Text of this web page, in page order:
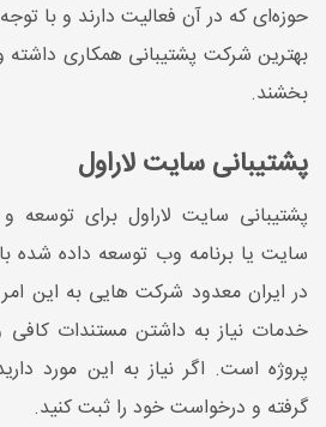
حوزه‌ای که در آن فعالیت دارند و با
بهترین شرکت پشتیبانی همکاری
بخشند.
پشتیبانی سایت لاراول
پشتیبانی سایت لاراول برای توسعه
سایت یا برنامه وب توسعه داده شده
در ایران معدود شرکت هایی به این
خدمات نیاز به داشتن مستندات
پروژه است. اگر نیاز به این مورد
گرفته و درخواست خود را ثبت کنید.